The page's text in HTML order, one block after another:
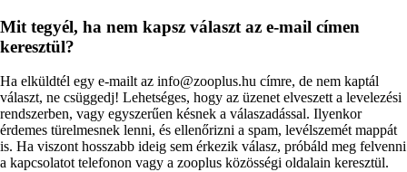
Mit tegyél, ha nem kapsz választ az e-mail címen
keresztül?
Ha elküldtél egy e-mailt az info@zooplus.hu címre, de nem kaptál
választ, ne csüggedj! Lehetséges, hogy az üzenet elveszett a levelezési
rendszerben, vagy egyszerűen késnek a válaszadással. Ilyenkor
érdemes türelmesnek lenni, és ellenőrizni a spam, levélszemét mappát
is. Ha viszont hosszabb ideig sem érkezik válasz, próbáld meg felvenni
a kapcsolatot telefonon vagy a zooplus közösségi oldalain keresztül.